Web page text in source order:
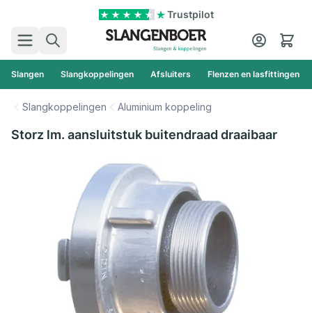
Trustpilot
Zoek
Cart
Slangen Slangkoppelingen Afsluiters Flenzen en lasfittingen
Slangkoppelingen Aluminium koppeling
Storz lm. aansluitstuk buitendraad draaibaar